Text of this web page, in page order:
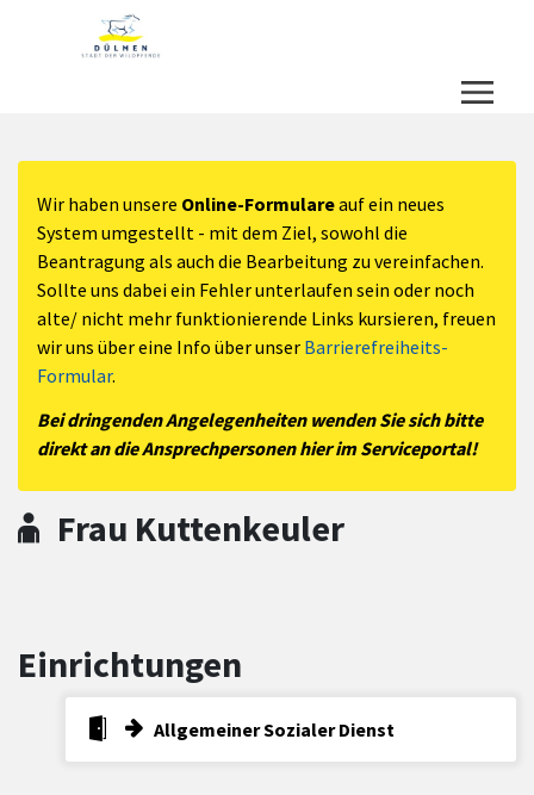
Zum Header
Zum Hauptinhalt
Zum Footer
Zum Hauptinhalt springen
Wir haben unsere Online-Formulareauf ein neues
System umgestellt - mit dem Ziel, sowohl die
Beantragung als auch die Bearbeitung zu vereinfachen.
Sollte uns dabei ein Fehler unterlaufen sein oder noch
alte/ nicht mehr funktionierende Links kursieren, freuen
wir uns über eine Info über unser Barrierefreiheits-
Formular.
Bei dringenden Angelegenheiten wenden Sie sich bitte
direkt an die Ansprechpersonen hier im Serviceportal!
Frau Kuttenkeuler
Einrichtungen
Allgemeiner Sozialer Dienst